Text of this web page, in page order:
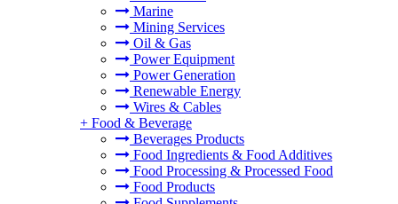
Marine
Mining Services
Oil & Gas
Power Equipment
Power Generation
Renewable Energy
Wires & Cables
+ Food & Beverage
Beverages Products
Food Ingredients & Food Additives
Food Processing & Processed Food
Food Products